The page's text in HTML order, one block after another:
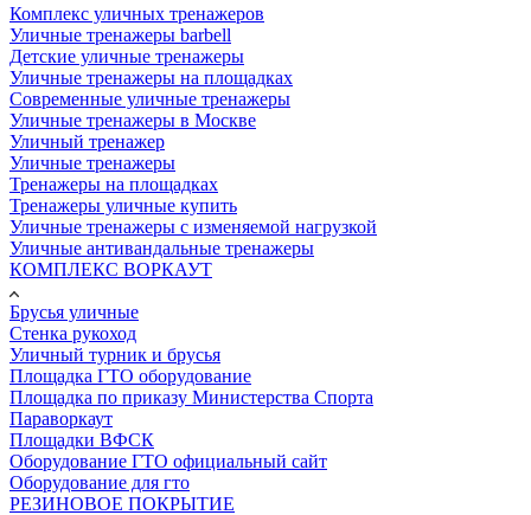
Комплекс уличных тренажеров
Уличные тренажеры barbell
Детские уличные тренажеры
Уличные тренажеры на площадках
Современные уличные тренажеры
Уличные тренажеры в Москве
Уличный тренажер
Уличные тренажеры
Тренажеры на площадках
Тренажеры уличные купить
Уличные тренажеры с изменяемой нагрузкой
Уличные антивандальные тренажеры
КОМПЛЕКС ВОРКАУТ
Брусья уличные
Стенка рукоход
Уличный турник и брусья
Площадка ГТО оборудование
Площадка по приказу Министерства Спорта
Параворкаут
Площадки ВФСК
Оборудование ГТО официальный сайт
Оборудование для гто
РЕЗИНОВОЕ ПОКРЫТИЕ